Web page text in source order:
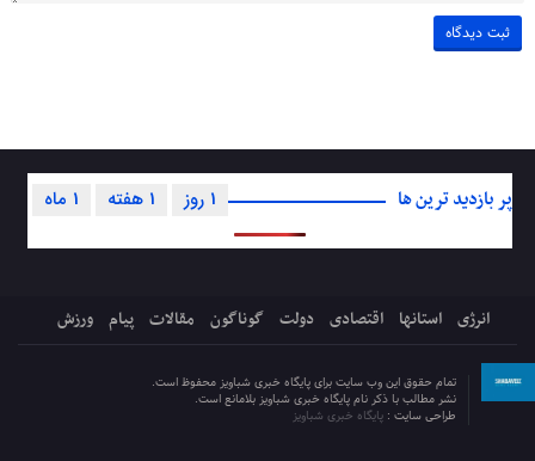
پر بازدید ترین ها 1 ماه 1 هفته 1 روز
انرژی استانها اقتصادی دولت گوناگون مقالات پیام ورزش
تمام حقوق این وب سایت برای پایگاه خبری شباویز محفوظ است.
نشر مطالب با ذکر نام پایگاه خبری شباویز بلامانع است.
طراحی سایت : پایگاه خبری شباویز